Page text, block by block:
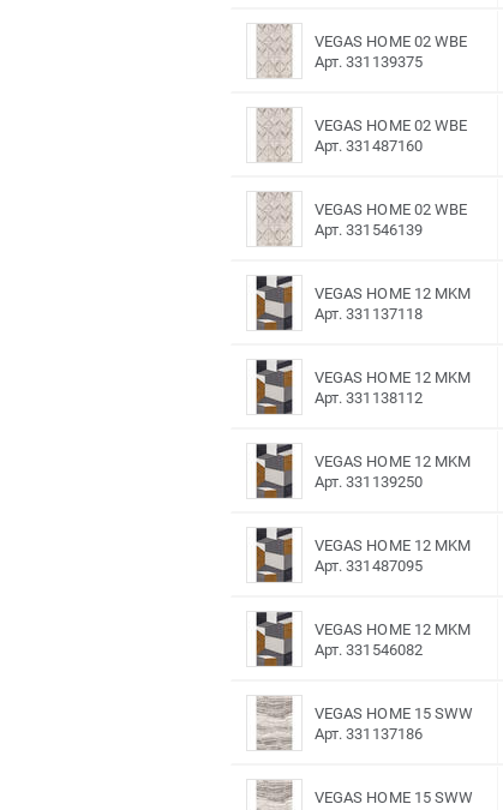
VEGAS HOME 02 WBE
Арт. 331139375
VEGAS HOME 02 WBE
Арт. 331487160
VEGAS HOME 02 WBE
Арт. 331546139
VEGAS HOME 12 MKM
Арт. 331137118
VEGAS HOME 12 MKM
Арт. 331138112
VEGAS HOME 12 MKM
Арт. 331139250
VEGAS HOME 12 MKM
Арт. 331487095
VEGAS HOME 12 MKM
Арт. 331546082
VEGAS HOME 15 SWW
Арт. 331137186
VEGAS HOME 15 SWW